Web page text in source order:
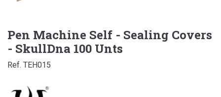
Pen Machine Self - Sealing Covers
- SkullDna 100 Unts
Ref. TEH015